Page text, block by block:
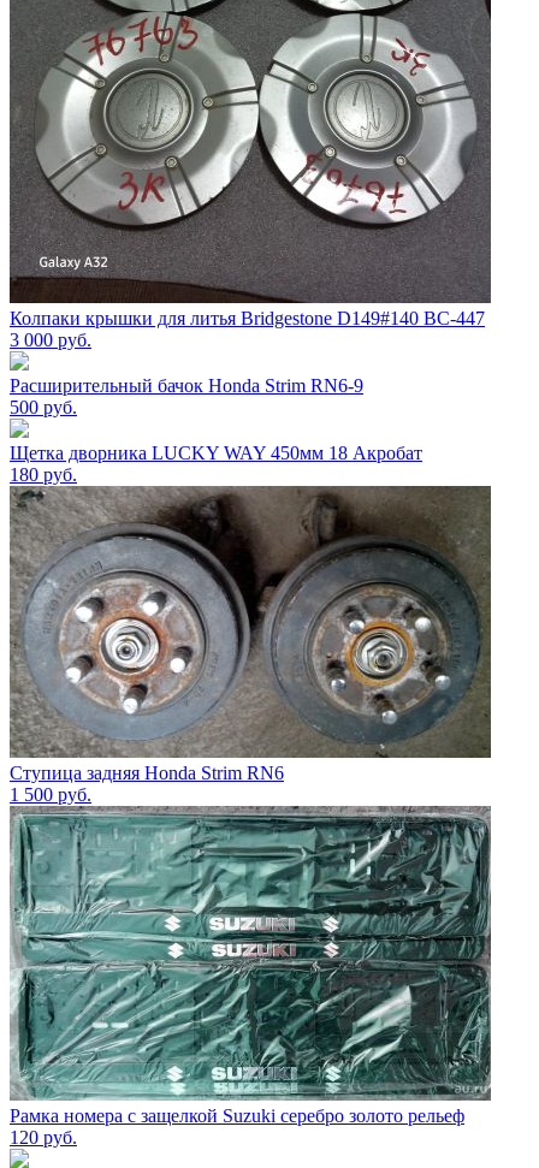
Колпаки крышки для литья Bridgestone D149#140 BC-447
3 000 руб.
Расширительный бачок Honda Strim RN6-9
500 руб.
Щетка дворника LUCKY WAY 450мм 18 Акробат
180 руб.
Ступица задняя Honda Strim RN6
1 500 руб.
Рамка номера с защелкой Suzuki серебро золото рельеф
120 руб.